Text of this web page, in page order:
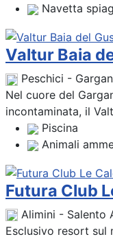
Navetta
Valtur Baia
Peschici -
Nel cuore del
incontaminata, il
Piscina
Animali
Futura Club
Alimini - Salento
Esclusivo resort sul